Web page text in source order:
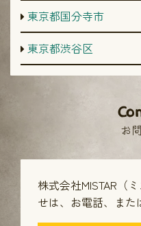
東京都国分寺市
東京都渋谷区
お
株式会社MISTAR（
せは、 お電話、また